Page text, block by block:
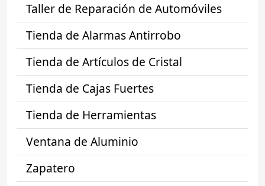
Taller de Reparación de Automóviles
Tienda de Alarmas Antirrobo
Tienda de Artículos de Cristal
Tienda de Cajas Fuertes
Tienda de Herramientas
Ventana de Aluminio
Zapatero